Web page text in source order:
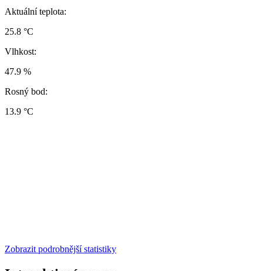
Aktuální teplota:
25.8 °C
Vlhkost:
47.9 %
Rosný bod:
13.9 °C
Zobrazit podrobnější statistiky